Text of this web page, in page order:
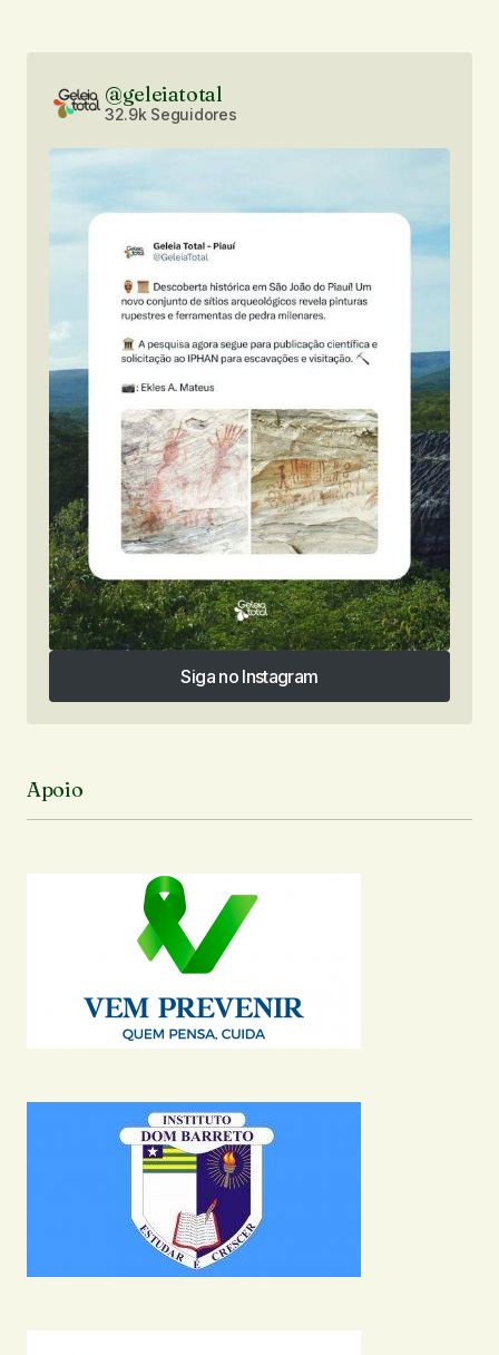
@geleiatotal
32.9k Seguidores
Siga no Instagram
Siga no Instagram
Apoio